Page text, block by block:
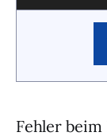
Fehler beim